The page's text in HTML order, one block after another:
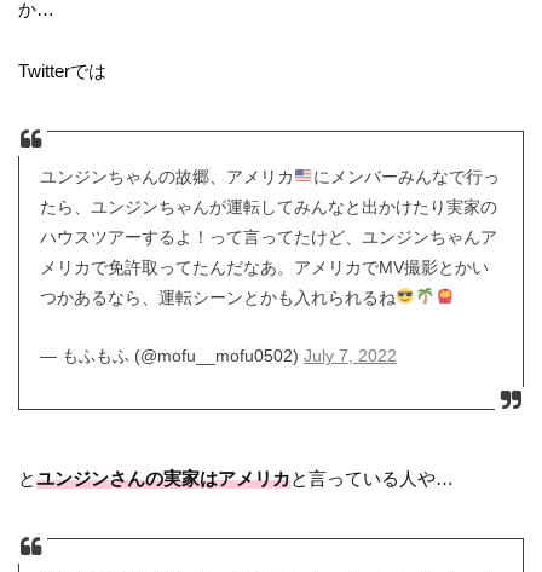
か…
Twitterでは
ユンジンちゃんの故郷、アメリカ
にメンバーみんなで行っ
たら、ユンジンちゃんが運転してみんなと出かけたり実家の
ハウスツアーするよ！って言ってたけど、ユンジンちゃんア
メリカで免許取ってたんだなあ。アメリカでMV撮影とかい
つかあるなら、運転シーンとかも入れられるね
— もふもふ (@mofu__mofu0502) July 7, 2022
とユンジンさんの実家はアメリカと言っている人や…